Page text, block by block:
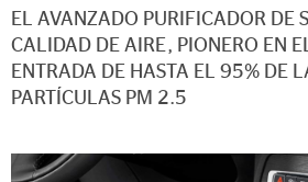
EL AVANZADO PURIFICADOR DE
CALIDAD DE AIRE, PIONERO EN
ENTRADA DE HASTA EL 95% DE
PARTÍCULAS PM 2.5